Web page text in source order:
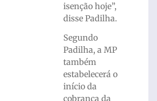
isenção hoje”,
disse Padilha.
Segundo
Padilha, a MP
também
estabelecerá o
início da
cobrança da